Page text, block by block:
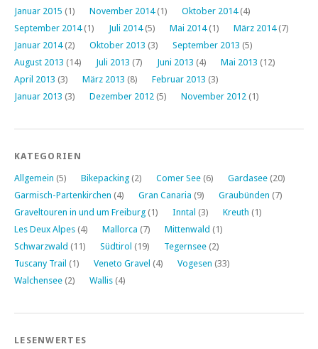
Januar 2015 (1) November 2014(1) Oktober 2014(4)
September 2014(1) Juli 2014(5) Mai 2014(1) März 2014(7)
Januar 2014(2) Oktober 2013 (3) September 2013 (5)
August 2013 (14) Juli 2013 (7) Juni 2013 (4) Mai 2013 (12)
April 2013 (3) März 2013 (8) Februar 2013 (3)
Januar 2013 (3) Dezember 2012 (5) November 2012 (1)
KATEGORIEN
Allgemein (5) Bikepacking (2) Comer See (6) Gardasee (20)
Garmisch-Partenkirchen (4) Gran Canaria (9) Graubünden (7)
Graveltouren in und um Freiburg (1) Inntal (3) Kreuth (1)
Les Deux Alpes (4) Mallorca (7) Mittenwald (1)
Schwarzwald (11) Südtirol (19) Tegernsee (2)
Tuscany Trail (1) Veneto Gravel (4) Vogesen (33)
Walchensee (2) Wallis (4)
LESENWERTES